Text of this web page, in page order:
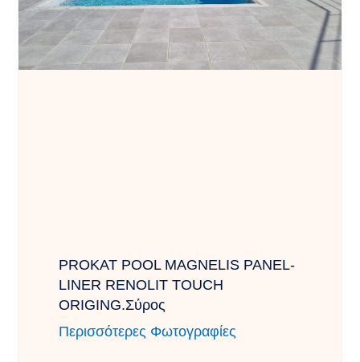
PROKAT POOL MAGNELIS PANEL-
LINER RENOLIT TOUCH
ORIGING.Σύρος
Περισσότερες Φωτογραφίες